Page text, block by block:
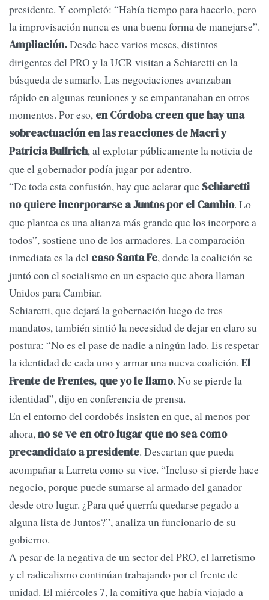
presidente. Y completó: “Había tiempo para hacerlo, pero
la improvisación nunca es una buena forma de manejarse”.
Ampliación.Desde hace varios meses, distintos
dirigentes del PRO y la UCR visitan a Schiaretti en la
búsqueda de sumarlo. Las negociaciones avanzaban
rápido en algunas reuniones y se empantanaban en otros
momentos. Por eso, en Córdoba creen que hay una
sobreactuación en las reacciones de Macri y
Patricia Bullrich, al explotar públicamente la noticia de
que el gobernador podía jugar por adentro.
“De toda esta confusión, hay que aclarar que Schiaretti
no quiere incorporarse a Juntos por el Cambio. Lo
que plantea es una alianza más grande que los incorpore a
todos”, sostiene uno de los armadores. La comparación
inmediata es la del caso Santa Fe, donde la coalición se
juntó con el socialismo en un espacio que ahora llaman
Unidos para Cambiar.
Schiaretti, que dejará la gobernación luego de tres
mandatos, también sintió la necesidad de dejar en claro su
postura: “No es el pase de nadie a ningún lado. Es respetar
la identidad de cada uno y armar una nueva coalición. El
Frente de Frentes, que yo le llamo. No se pierde la
identidad”, dijo en conferencia de prensa.
En el entorno del cordobés insisten en que, al menos por
ahora,no se ve en otro lugar que no sea como
precandidato a presidente. Descartan que pueda
acompañar a Larreta como su vice. “Incluso si pierde hace
negocio, porque puede sumarse al armado del ganador
desde otro lugar. ¿Para qué querría quedarse pegado a
alguna lista de Juntos?”, analiza un funcionario de su
gobierno.
A pesar de la negativa de un sector del PRO, el larretismo
y el radicalismo continúan trabajando por el frente de
unidad. El miércoles 7, la comitiva que había viajado a